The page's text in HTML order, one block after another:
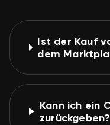
Ist der Kauf
dem
Kann ich ein
zurückgeben?